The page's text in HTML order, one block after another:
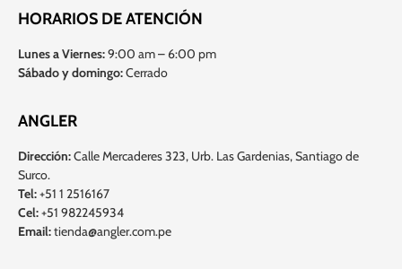
HORARIOS DE ATENCIÓN
Lunes a Viernes:9:00 am – 6:00 pm
Sábado y domingo:Cerrado
ANGLER
Dirección:Calle Mercaderes 323, Urb. Las Gardenias, Santiago de
Surco.
Tel:+51 1 2516167
Cel:+51 982245934
Email:tienda@angler.com.pe